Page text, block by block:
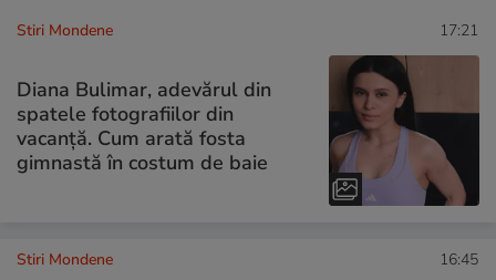
Stiri Mondene 17:21
Diana Bulimar, adevărul din
spatele fotografiilor din
vacanță. Cum arată fosta
gimnastă în costum de baie
Stiri Mondene 16:45